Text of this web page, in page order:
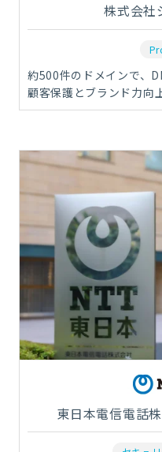
株式会社
約500件のドメインで、
顧客保護とブランド力向
東日本電信電話